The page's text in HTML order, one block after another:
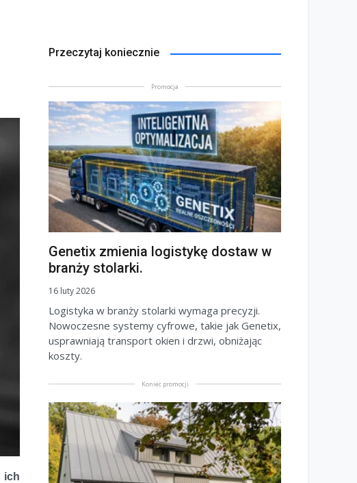
ich
Przeczytaj koniecznie
Promocja
Genetix zmienia logistykę dostaw w
branży stolarki.
16 luty 2026
Logistyka w branży stolarki wymaga precyzji.
Nowoczesne systemy cyfrowe, takie jak Genetix,
usprawniają transport okien i drzwi, obniżając
koszty.
Koniec promocji